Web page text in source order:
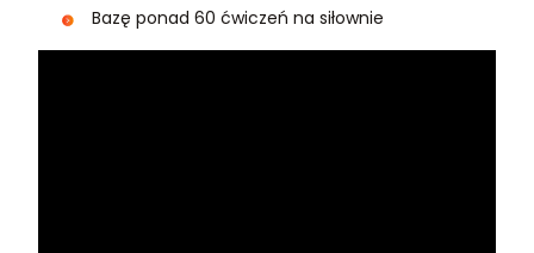
Bazę ponad 60 ćwiczeń na siłownie